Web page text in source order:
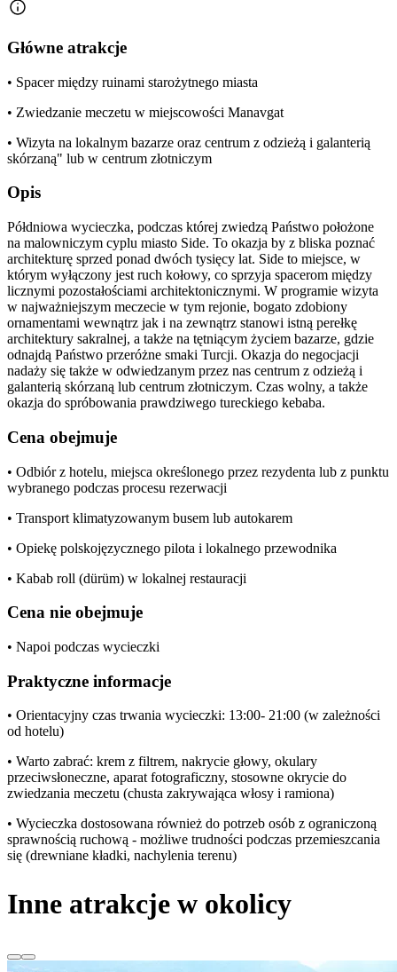
Główne atrakcje
• Spacer między ruinami starożytnego miasta
• Zwiedzanie meczetu w miejscowości Manavgat
• Wizyta na lokalnym bazarze oraz centrum z odzieżą i galanterią
skórzaną" lub w centrum złotniczym
Opis
Półdniowa wycieczka, podczas której zwiedzą Państwo położone
na malowniczym cyplu miasto Side. To okazja by z bliska poznać
architekturę sprzed ponad dwóch tysięcy lat. Side to miejsce, w
którym wyłączony jest ruch kołowy, co sprzyja spacerom między
licznymi pozostałościami architektonicznymi. W programie wizyta
w najważniejszym meczecie w tym rejonie, bogato zdobiony
ornamentami wewnątrz jak i na zewnątrz stanowi istną perełkę
architektury sakralnej, a także na tętniącym życiem bazarze, gdzie
odnajdą Państwo przeróżne smaki Turcji. Okazja do negocjacji
nadaży się także w odwiedzanym przez nas centrum z odzieżą i
galanterią skórzaną lub centrum złotniczym. Czas wolny, a także
okazja do spróbowania prawdziwego tureckiego kebaba.
Cena obejmuje
• Odbiór z hotelu, miejsca określonego przez rezydenta lub z punktu
wybranego podczas procesu rezerwacji
• Transport klimatyzowanym busem lub autokarem
• Opiekę polskojęzycznego pilota i lokalnego przewodnika
• Kabab roll (dürüm) w lokalnej restauracji
Cena nie obejmuje
• Napoi podczas wycieczki
Praktyczne informacje
• Orientacyjny czas trwania wycieczki: 13:00- 21:00 (w zależności
od hotelu)
• Warto zabrać: krem z filtrem, nakrycie głowy, okulary
przeciwsłoneczne, aparat fotograficzny, stosowne okrycie do
zwiedzania meczetu (chusta zakrywająca włosy i ramiona)
• Wycieczka dostosowana również do potrzeb osób z ograniczoną
sprawnością ruchową - możliwe trudności podczas przemieszcania
się (drewniane kładki, nachylenia terenu)
Inne atrakcje w okolicy